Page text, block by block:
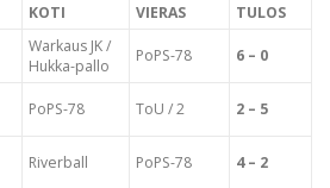
KOTI VIERAS
TULOS
Warkaus JK /
Hukka-pallo
PoPS-78 6 – 0
PoPS-78 ToU / 2 2 – 5
Riverball PoPS-78 4 – 2